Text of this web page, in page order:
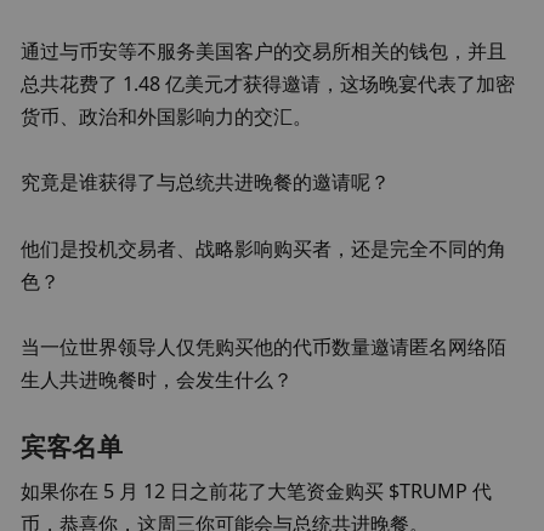
通过与币安等不服务美国客户的交易所相关的钱包，并且
总共花费了 1.48 亿美元才获得邀请，这场晚宴代表了加密
货币、政治和外国影响力的交汇。
究竟是谁获得了与总统共进晚餐的邀请呢？
他们是投机交易者、战略影响购买者，还是完全不同的角
色？
当一位世界领导人仅凭购买他的代币数量邀请匿名网络陌
生人共进晚餐时，会发生什么？
宾客名单
如果你在 5 月 12 日之前花了大笔资金购买 $TRUMP 代
币，恭喜你，这周三你可能会与总统共进晚餐。